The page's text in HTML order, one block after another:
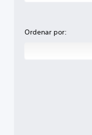
Ordenar por: